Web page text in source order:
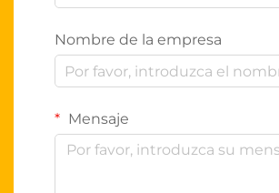
Nombre de la empresa
Mensaje